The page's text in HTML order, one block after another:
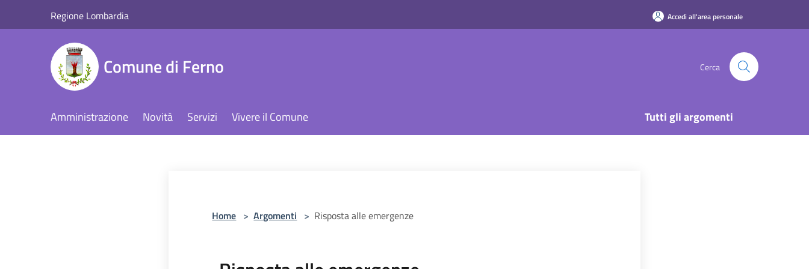
Regione Lombardia Accedi all'area personale
Comune di Ferno Cerca
Amministrazione Novità Servizi Vivere il Comune Tutti gli argomenti
Home > Argomenti > Risposta alle emergenze